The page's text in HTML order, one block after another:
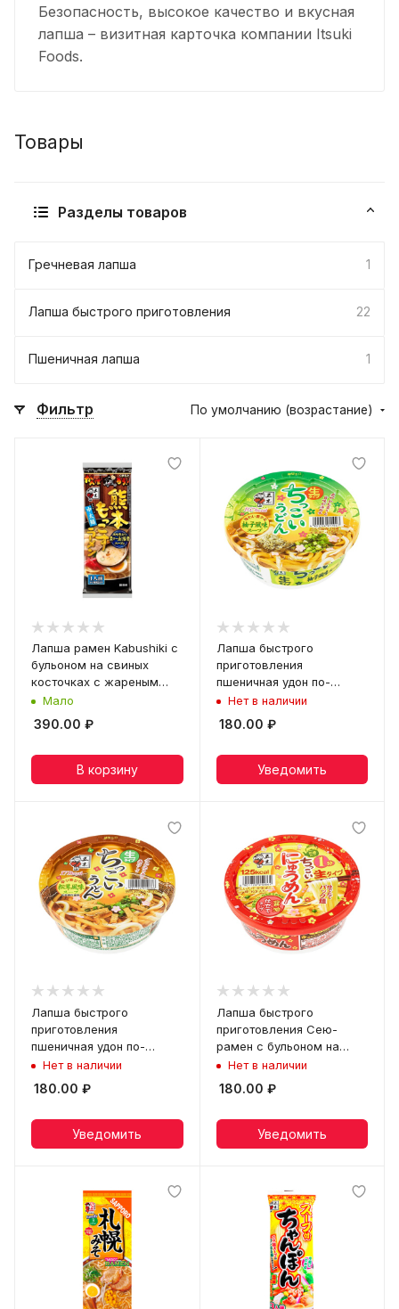
Безопасность, высокое качество и вкусная
лапша – визитная карточка компании Itsuki
Foods.
Товары
Разделы товаров
Гречневая лапша 1
Лапша быстрого приготовления 22
Пшеничная лапша 1
Фильтр По умолчанию (возрастание)
Лапша рамен Kabushiki с
бульоном на свиных
косточках с жареным
чесноком Itsuki, пачка 123
г
Мало
390.00 ₽
В корзину
Лапша быстрого
приготовления
пшеничная удон по-
деревенски Itsuki, чашка
109 г
Нет в наличии
180.00 ₽
Уведомить
Лапша быстрого
приготовления
пшеничная удон по-
деревенски Itsuki, чашка
Нет в наличии
180.00 ₽
Уведомить
Лапша быстрого
приготовления Сею-
рамен с бульоном на
основе соевого соуса
Нет в наличии
180.00 ₽
Уведомить